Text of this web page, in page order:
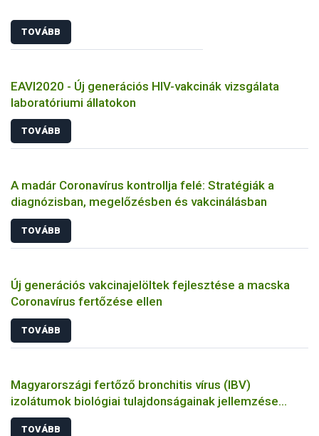
TOVÁBB
EAVI2020 - Új generációs HIV-vakcinák vizsgálata
laboratóriumi állatokon
TOVÁBB
A madár Coronavírus kontrollja felé: Stratégiák a
diagnózisban, megelőzésben és vakcinálásban
TOVÁBB
Új generációs vakcinajelöltek fejlesztése a macska
Coronavírus fertőzése ellen
TOVÁBB
Magyarországi fertőző bronchitis vírus (IBV)
izolátumok biológiai tulajdonságainak jellemzése
állatkísérletes és molekuláris biológiai eszközökkel
TOVÁBB